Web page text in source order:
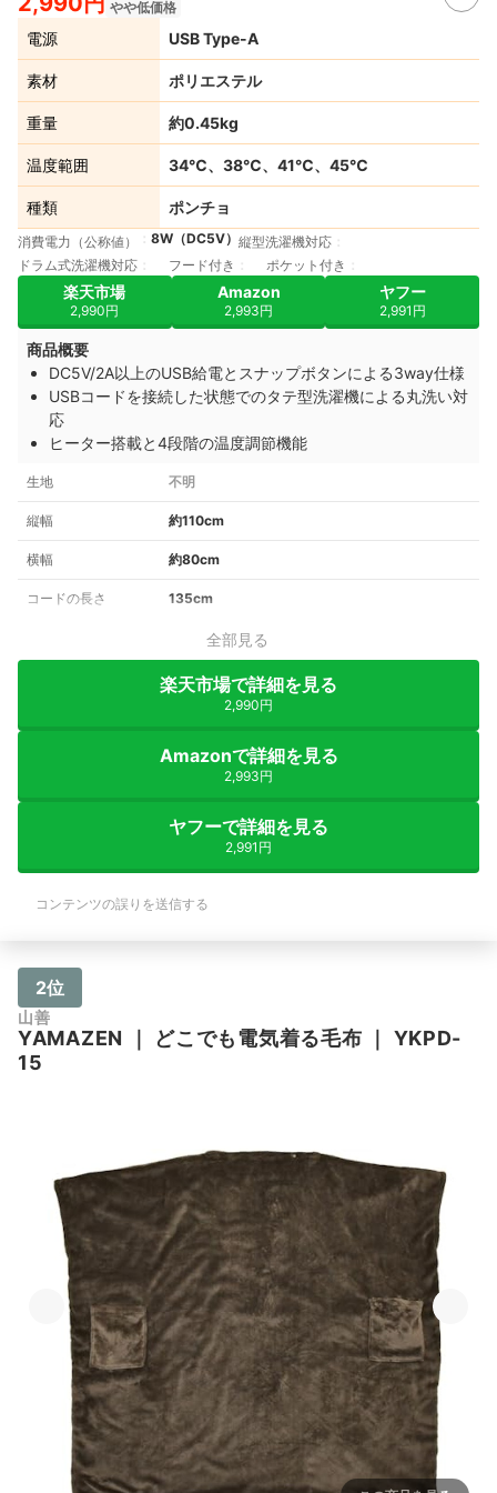
やや低価格
電源 USB Type-A
素材 ポリエステル
重量 約0.45kg
温度範囲 34℃、38℃、41℃、45℃
種類 ポンチョ
消費電力（公称値） 8W（DC5V） 縦型洗濯機対応
ドラム式洗濯機対応
フード付き ポケット付き
楽天市場
2,990円
Amazon
2,993円
ヤフー
2,991円
商品概要
DC5V/2A以上のUSB給電とスナップボタンによる3way仕様
USBコードを接続した状態でのタテ型洗濯機による丸洗い対
応
ヒーター搭載と4段階の温度調節機能
生地 不明
縦幅 約110cm
横幅 約80cm
コードの長さ 135cm
全部見る
楽天市場で詳細を見る
2,990円
Amazonで詳細を見る
2,993円
ヤフーで詳細を見る
2,991円
コンテンツの誤りを送信する
2位
山善
YAMAZEN どこでも電気着る毛布
YKPD-
15